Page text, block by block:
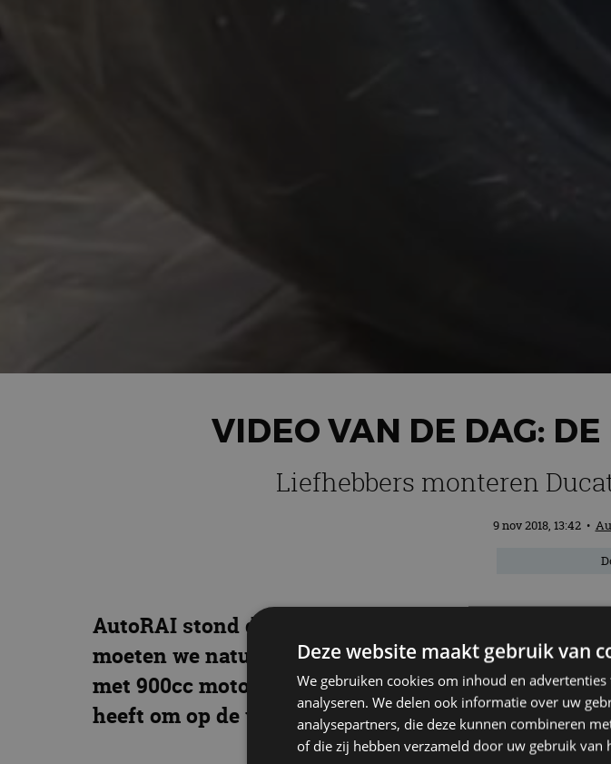
VIDEO VAN DE DAG:
Liefhebbers monteren
9 nov 2018, 13:42 •
AutoRAI stond de afgelopen week vol met
moeten we natuurlijk ook vierwielers niet vergeten.
met 900cc motorblok uit een Ducati. Het resultaat
heeft om op de weg te blijven. Kijk en geniet!
Deze website maakt gebruik van
We gebruiken cookies om inhoud en
analyseren. We delen ook informatie over uw
analysepartners, die deze kunnen combineren
of die zij hebben verzameld door uw gebruik van